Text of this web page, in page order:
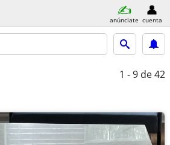
anúnciate cuenta
1 - 9 de 42